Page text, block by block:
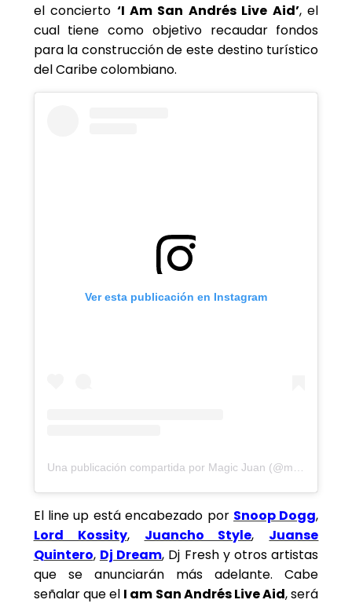
el concierto ‘I Am San Andrés Live Aid’, el
cual tiene como objetivo recaudar fondos
para la construcción de este destino turístico
del Caribe colombiano.
Ver esta publicación en Instagram
El line up está encabezado por Snoop Dogg,
Lord Kossity, Juancho Style, Juanse
Quintero, Dj Dream, Dj Fresh y otros artistas
que se anunciarán más adelante. Cabe
señalar que el I am San Andrés Live Aid, será